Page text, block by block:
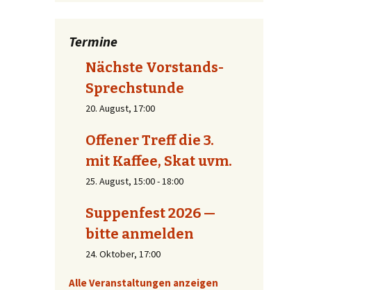
Termine
Nächste Vorstands-
Sprechstunde
20. August, 17:00
Offener Treff die 3.
mit Kaffee, Skat uvm.
25. August, 15:00-18:00
Suppenfest 2026 —
bitte anmelden
24. Oktober, 17:00
Alle Veranstaltungen anzeigen